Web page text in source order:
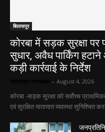
बिलासपुर
कोरबा में सड़क सुरक्षा
सुधार, अवैध पार्किंग
कड़ी कार्रवाई के निर्देश
- August 4, 2026
कोरबा -सड़क सुरक्षा को सर्वोच्च
एवं सुरक्षित यातायात व्यवस्था सुनिश्चित